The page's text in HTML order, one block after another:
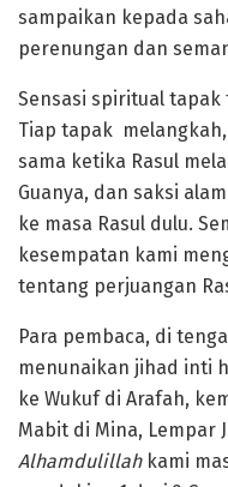
sampaikan kepada
perenungan dan
Sensasi spiritual
Tiap tapak
sama ketika Rasul
Guanya, dan saksi
ke masa Rasul dulu.
kesempatan kami
tentang perjuangan
Para pembaca, di
menunaikan jihad inti
ke Wukuf di Arafah,
Mabit di Mina, Lempar
Alhamdulillahkami